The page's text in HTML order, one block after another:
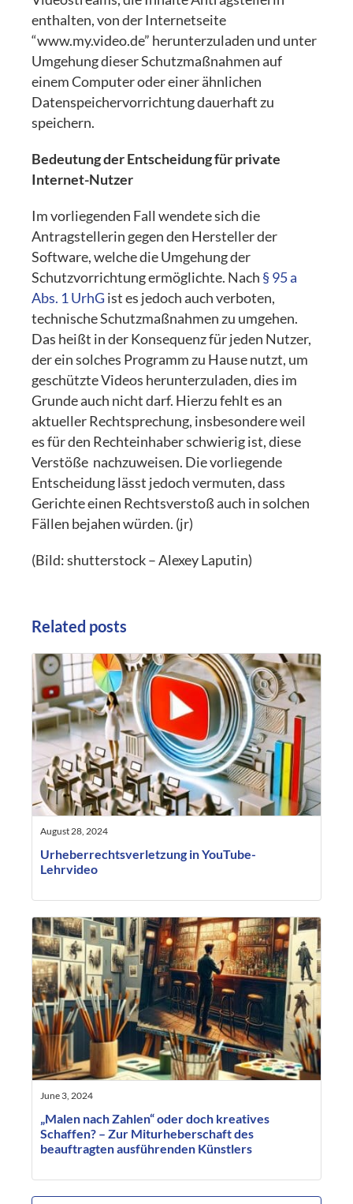
enthalten, von der Internetseite
“www.my.video.de” herunterzuladen und unter
Umgehung dieser Schutzmaßnahmen auf
einem Computer oder einer ähnlichen
Datenspeichervorrichtung dauerhaft zu
speichern.
Bedeutung der Entscheidung für private
Internet-Nutzer
Im vorliegenden Fall wendete sich die
Antragstellerin gegen den Hersteller der
Software, welche die Umgehung der
Schutzvorrichtung ermöglichte. Nach § 95 a
Abs. 1 UrhG ist es jedoch auch verboten,
technische Schutzmaßnahmen zu umgehen.
Das heißt in der Konsequenz für jeden Nutzer,
der ein solches Programm zu Hause nutzt, um
geschützte Videos herunterzuladen, dies im
Grunde auch nicht darf. Hierzu fehlt es an
aktueller Rechtsprechung, insbesondere weil
es für den Rechteinhaber schwierig ist, diese
Verstöße nachzuweisen. Die vorliegende
Entscheidung lässt jedoch vermuten, dass
Gerichte einen Rechtsverstoß auch in solchen
Fällen bejahen würden. (jr)
(Bild: shutterstock – Alexey Laputin)
Related posts
August 28, 2024
Urheberrechtsverletzung in YouTube-
Lehrvideo
June 3, 2024
„Malen nach Zahlen“ oder doch kreatives
Schaffen? – Zur Miturheberschaft des
beauftragten ausführenden Künstlers